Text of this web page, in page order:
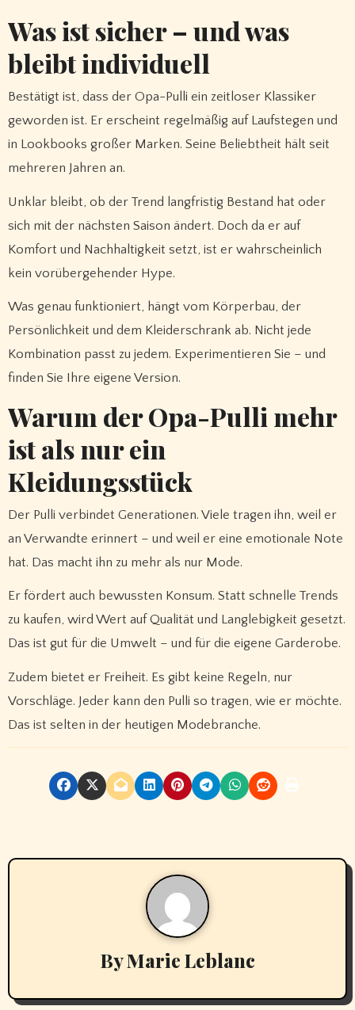
Was ist sicher – und was
bleibt individuell
Bestätigt ist, dass der Opa-Pulli ein zeitloser Klassiker
geworden ist. Er erscheint regelmäßig auf Laufstegen und
in Lookbooks großer Marken. Seine Beliebtheit hält seit
mehreren Jahren an.
Unklar bleibt, ob der Trend langfristig Bestand hat oder
sich mit der nächsten Saison ändert. Doch da er auf
Komfort und Nachhaltigkeit setzt, ist er wahrscheinlich
kein vorübergehender Hype.
Was genau funktioniert, hängt vom Körperbau, der
Persönlichkeit und dem Kleiderschrank ab. Nicht jede
Kombination passt zu jedem. Experimentieren Sie – und
finden Sie Ihre eigene Version.
Warum der Opa-Pulli mehr
ist als nur ein
Kleidungsstück
Der Pulli verbindet Generationen. Viele tragen ihn, weil er
an Verwandte erinnert – und weil er eine emotionale Note
hat. Das macht ihn zu mehr als nur Mode.
Er fördert auch bewussten Konsum. Statt schnelle Trends
zu kaufen, wird Wert auf Qualität und Langlebigkeit gesetzt.
Das ist gut für die Umwelt – und für die eigene Garderobe.
Zudem bietet er Freiheit. Es gibt keine Regeln, nur
Vorschläge. Jeder kann den Pulli so tragen, wie er möchte.
Das ist selten in der heutigen Modebranche.
ByMarie Leblanc